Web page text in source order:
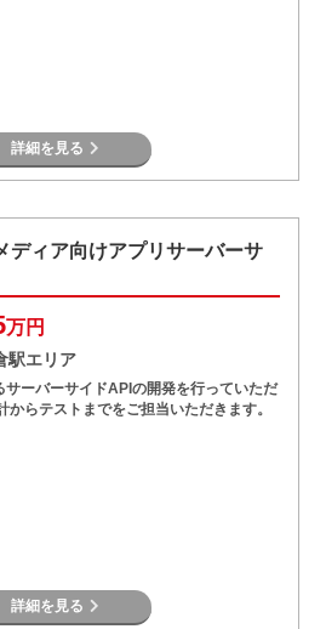
詳細を見る
ディア向けアプリサーバーサ
万円
エリア
サーバーサイドAPIの開発を行っていただ
からテストまでをご担当いただきます。
詳細を見る